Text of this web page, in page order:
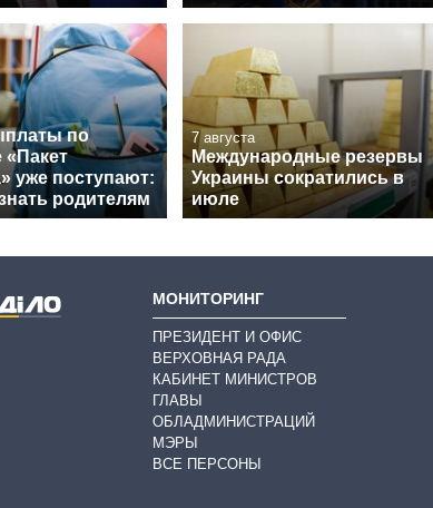
по
«Пакет
уже поступают:
родителям
7 августа
Международные резервы
Украины сократились в
июле
МОНИТОРИНГ
ПРЕЗИДЕНТ И ОФИС
ВЕРХОВНАЯ РАДА
КАБИНЕТ МИНИСТРОВ
ГЛАВЫ
ОБЛАДМИНИСТРАЦИЙ
МЭРЫ
ВСЕ ПЕРСОНЫ